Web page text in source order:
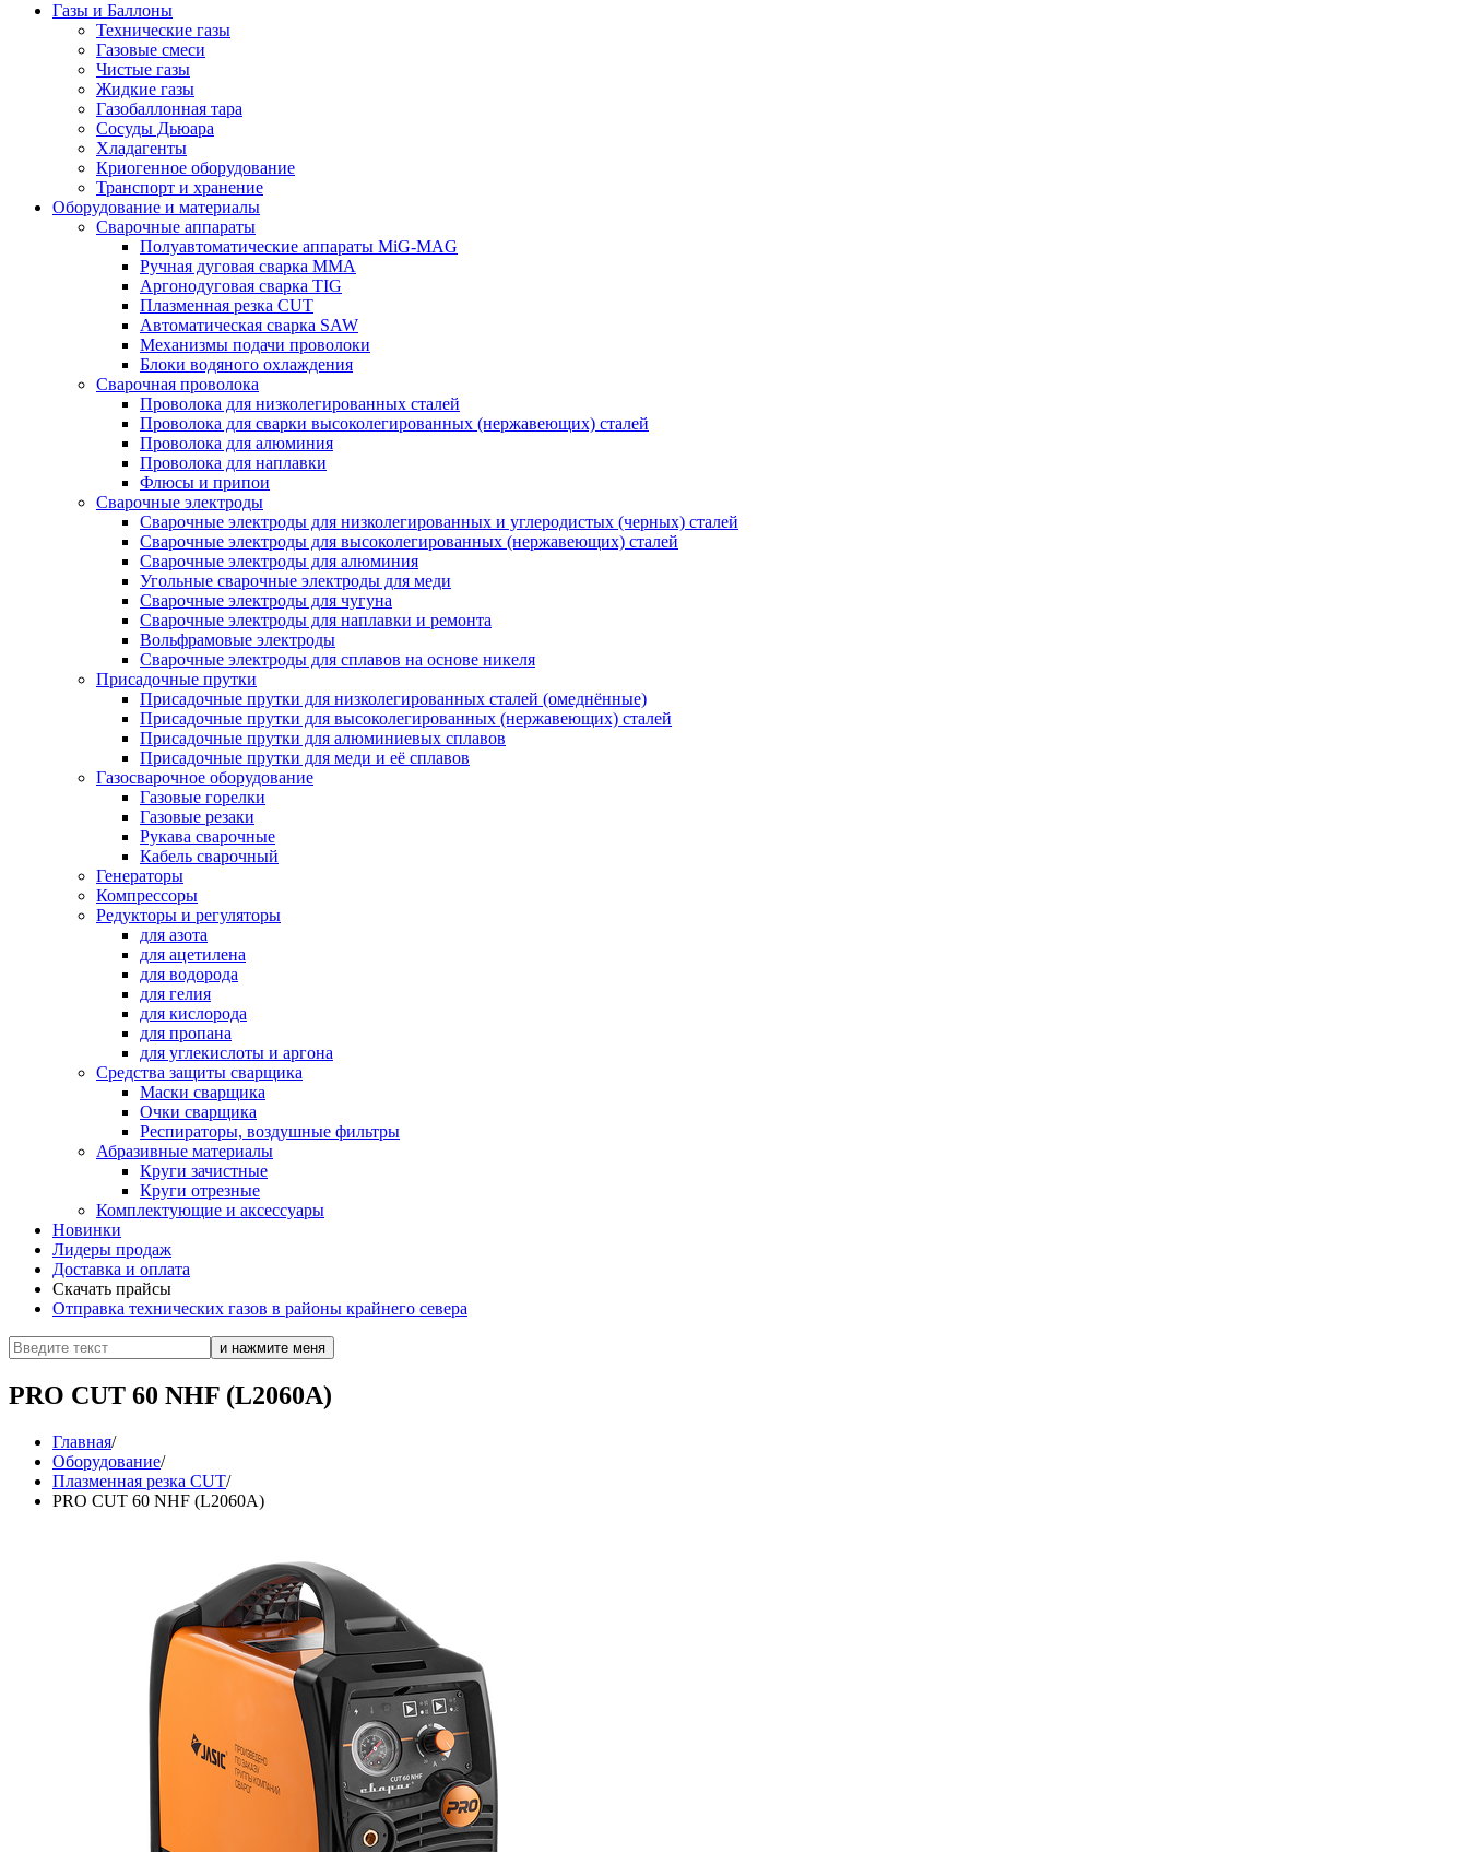
Газы и Баллоны
Технические газы
Газовые смеси
Чистые газы
Жидкие газы
Газобаллонная тара
Сосуды Дьюара
Хладагенты
Криогенное оборудование
Транспорт и хранение
Оборудование и материалы
Сварочные аппараты
Полуавтоматические аппараты MiG-MAG
Ручная дуговая сварка MMA
Аргонодуговая сварка TIG
Плазменная резка CUT
Автоматическая сварка SAW
Механизмы подачи проволоки
Блоки водяного охлаждения
Сварочная проволока
Проволока для низколегированных сталей
Проволока для сварки высоколегированных (нержавеющих) сталей
Проволока для алюминия
Проволока для наплавки
Флюсы и припои
Сварочные электроды
Сварочные электроды для низколегированных и углеродистых (черных) сталей
Сварочные электроды для высоколегированных (нержавеющих) сталей
Сварочные электроды для алюминия
Угольные сварочные электроды для меди
Сварочные электроды для чугуна
Сварочные электроды для наплавки и ремонта
Вольфрамовые электроды
Сварочные электроды для сплавов на основе никеля
Присадочные прутки
Присадочные прутки для низколегированных сталей (омеднённые)
Присадочные прутки для высоколегированных (нержавеющих) сталей
Присадочные прутки для алюминиевых сплавов
Присадочные прутки для меди и её сплавов
Газосварочное оборудование
Газовые горелки
Газовые резаки
Рукава сварочные
Кабель сварочный
Генераторы
Компрессоры
Редукторы и регуляторы
для азота
для ацетилена
для водорода
для гелия
для кислорода
для пропана
для углекислоты и аргона
Средства защиты сварщика
Маски сварщика
Очки сварщика
Респираторы, воздушные фильтры
Абразивные материалы
Круги зачистные
Круги отрезные
Комплектующие и аксессуары
Новинки
Лидеры продаж
Доставка и оплата
Скачать прайсы
Отправка технических газов в районы крайнего севера
PRO CUT 60 NHF (L2060A)
Главная/
Оборудование/
Плазменная резка CUT/
PRO CUT 60 NHF (L2060A)